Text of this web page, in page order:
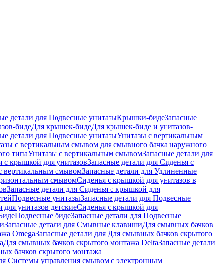
детали для Подвесные унитазыКрышки-бидеЗапасные
бидеДля крышек-бидеДля крышек-биде и унитазов-
детали для Подвесные унитазыУнитазы с вертикальным
с вертикальным смывом для смывного бачка наружного
типаУнитазы с вертикальным смывомЗапасные детали для
с крышкой для унитазовЗапасные детали для Сиденья с
вертикальным смывомЗапасные детали для Удлиненные
смывомСиденья с крышкой для унитазов в
Запасные детали для Сиденья с крышкой для
Подвесные унитазыЗапасные детали для Подвесные
унитазов детскиеСиденья с крышкой для
Подвесные бидеЗапасные детали для Подвесные
Запасные детали для Смывные клавишиДля смывных бачков
OmegaЗапасные детали для Для смывных бачков скрытого
Для смывных бачков скрытого монтажа DeltaЗапасные детали
бачков скрытого монтажа
Системы управления смывом с электронным